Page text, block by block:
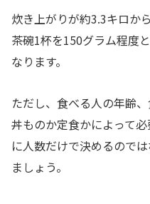
炊き上がりが約3.3キロか
茶碗1杯を150グラム程度
なります。
ただし、食べる人の年齢
丼ものか定食かによって
に人数だけで決めるので
ましょう。